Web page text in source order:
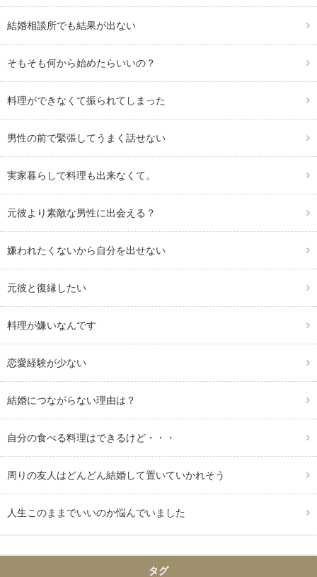
結婚相談所でも結果が出ない
そもそも何から始めたらいいの？
料理ができなくて振られてしまった
男性の前で緊張してうまく話せない
実家暮らしで料理も出来なくて。
元彼より素敵な男性に出会える？
嫌われたくないから自分を出せない
元彼と復縁したい
料理が嫌いなんです
恋愛経験が少ない
結婚につながらない理由は？
自分の食べる料理はできるけど・・・
周りの友人はどんどん結婚して置いていかれそう
人生このままでいいのか悩んでいました
タグ